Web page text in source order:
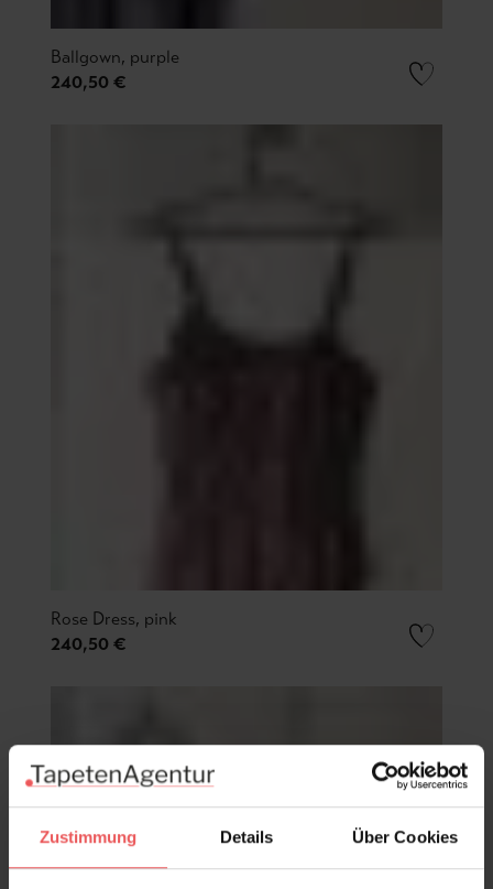
Zustimmung Details Über Cookies
Ballgown, purple
240,50 €
Rose Dress, pink
240,50 €